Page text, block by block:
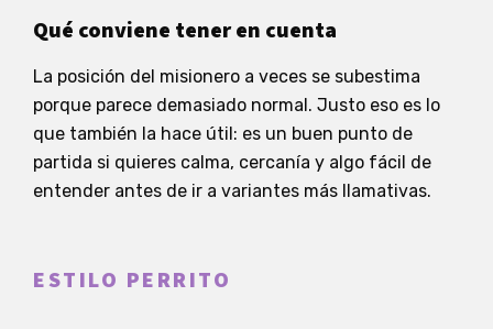
Qué conviene tener en cuenta
La posición del misionero a veces se subestima
porque parece demasiado normal. Justo eso es lo
que también la hace útil: es un buen punto de
partida si quieres calma, cercanía y algo fácil de
entender antes de ir a variantes más llamativas.
ESTILO PERRITO